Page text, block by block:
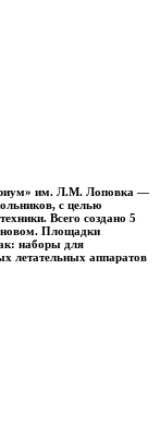
им. Л.М. Лоповка —
с целью
Всего создано 5
новом. Площадки
наборы для
летательных аппаратов